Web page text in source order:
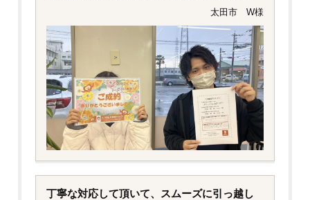
けてとてもありがたかったです。ありがとう
ございました。
太田市 W様
丁寧な対応して頂いて、スムーズに引っ越し